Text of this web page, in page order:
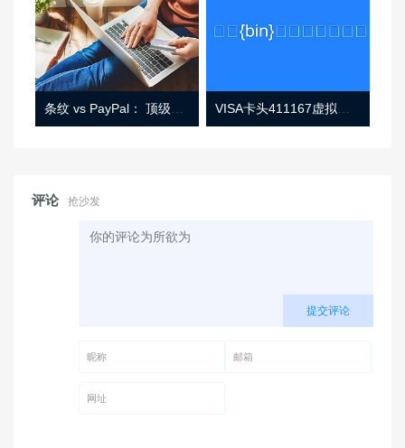
条纹 vs PayPal： 顶级功能， 定价 （和更多！ VISA卡头411167虚拟卡基础信息
评论 抢沙发
提交评论